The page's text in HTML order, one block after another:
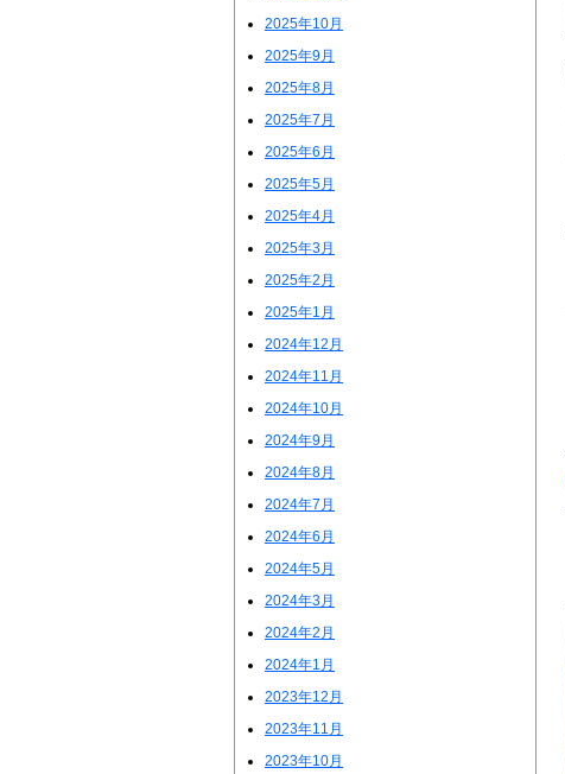
2025年10月
2025年9月
2025年8月
2025年7月
2025年6月
2025年5月
2025年4月
2025年3月
2025年2月
2025年1月
2024年12月
2024年11月
2024年10月
2024年9月
2024年8月
2024年7月
2024年6月
2024年5月
2024年3月
2024年2月
2024年1月
2023年12月
2023年11月
2023年10月